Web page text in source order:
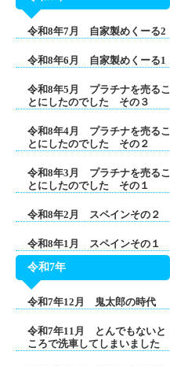
令和8年7月 自家製めくーる2
令和8年6月 自家製めくーる1
令和8年5月 プラチナを売るこ
とにしたのでした その３
令和8年4月 プラチナを売るこ
とにしたのでした その２
令和8年3月 プラチナを売るこ
とにしたのでした その１
令和8年2月 スペインその２
令和8年1月 スペインその１
令和7年
令和7年12月 鬼太郎の時代
令和7年11月 とんでもないと
ころで洗車してしまいました